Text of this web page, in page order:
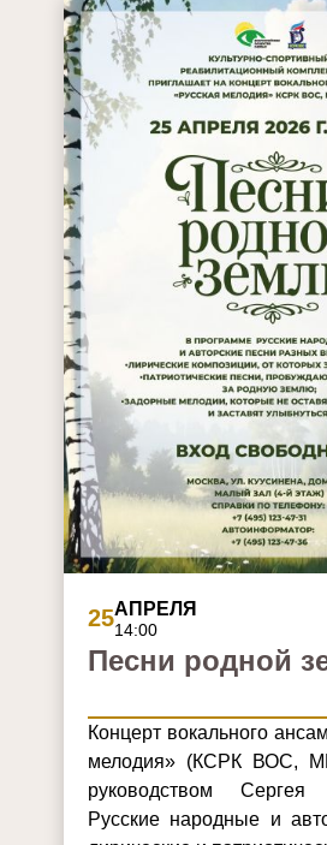
25АПРЕЛЯ
14:00
Песни родной
Концерт вокального
мелодия» (КСРК ВОС,
руководством Сергея
Русские народные и